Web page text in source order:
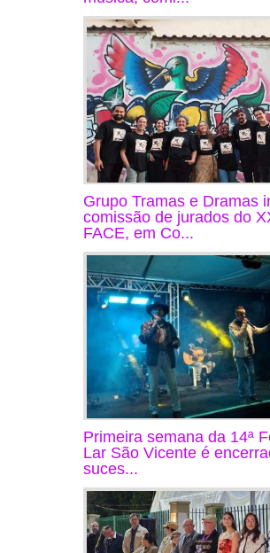
Grupo Tramas e Dramas
comissão de jurados do
FACE, em Co...
Primeira semana da 14ª
Lar São Vicente é
suces...